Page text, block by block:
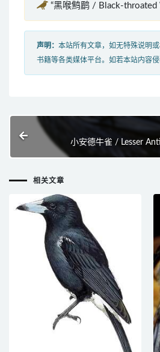
“黑喉鹪鹛 / Black-throated
声明： 本站所有文章，如无特殊说明
书籍等各类媒体平台。如若本站内容
小安德牛雀 / Lesser
相关文章